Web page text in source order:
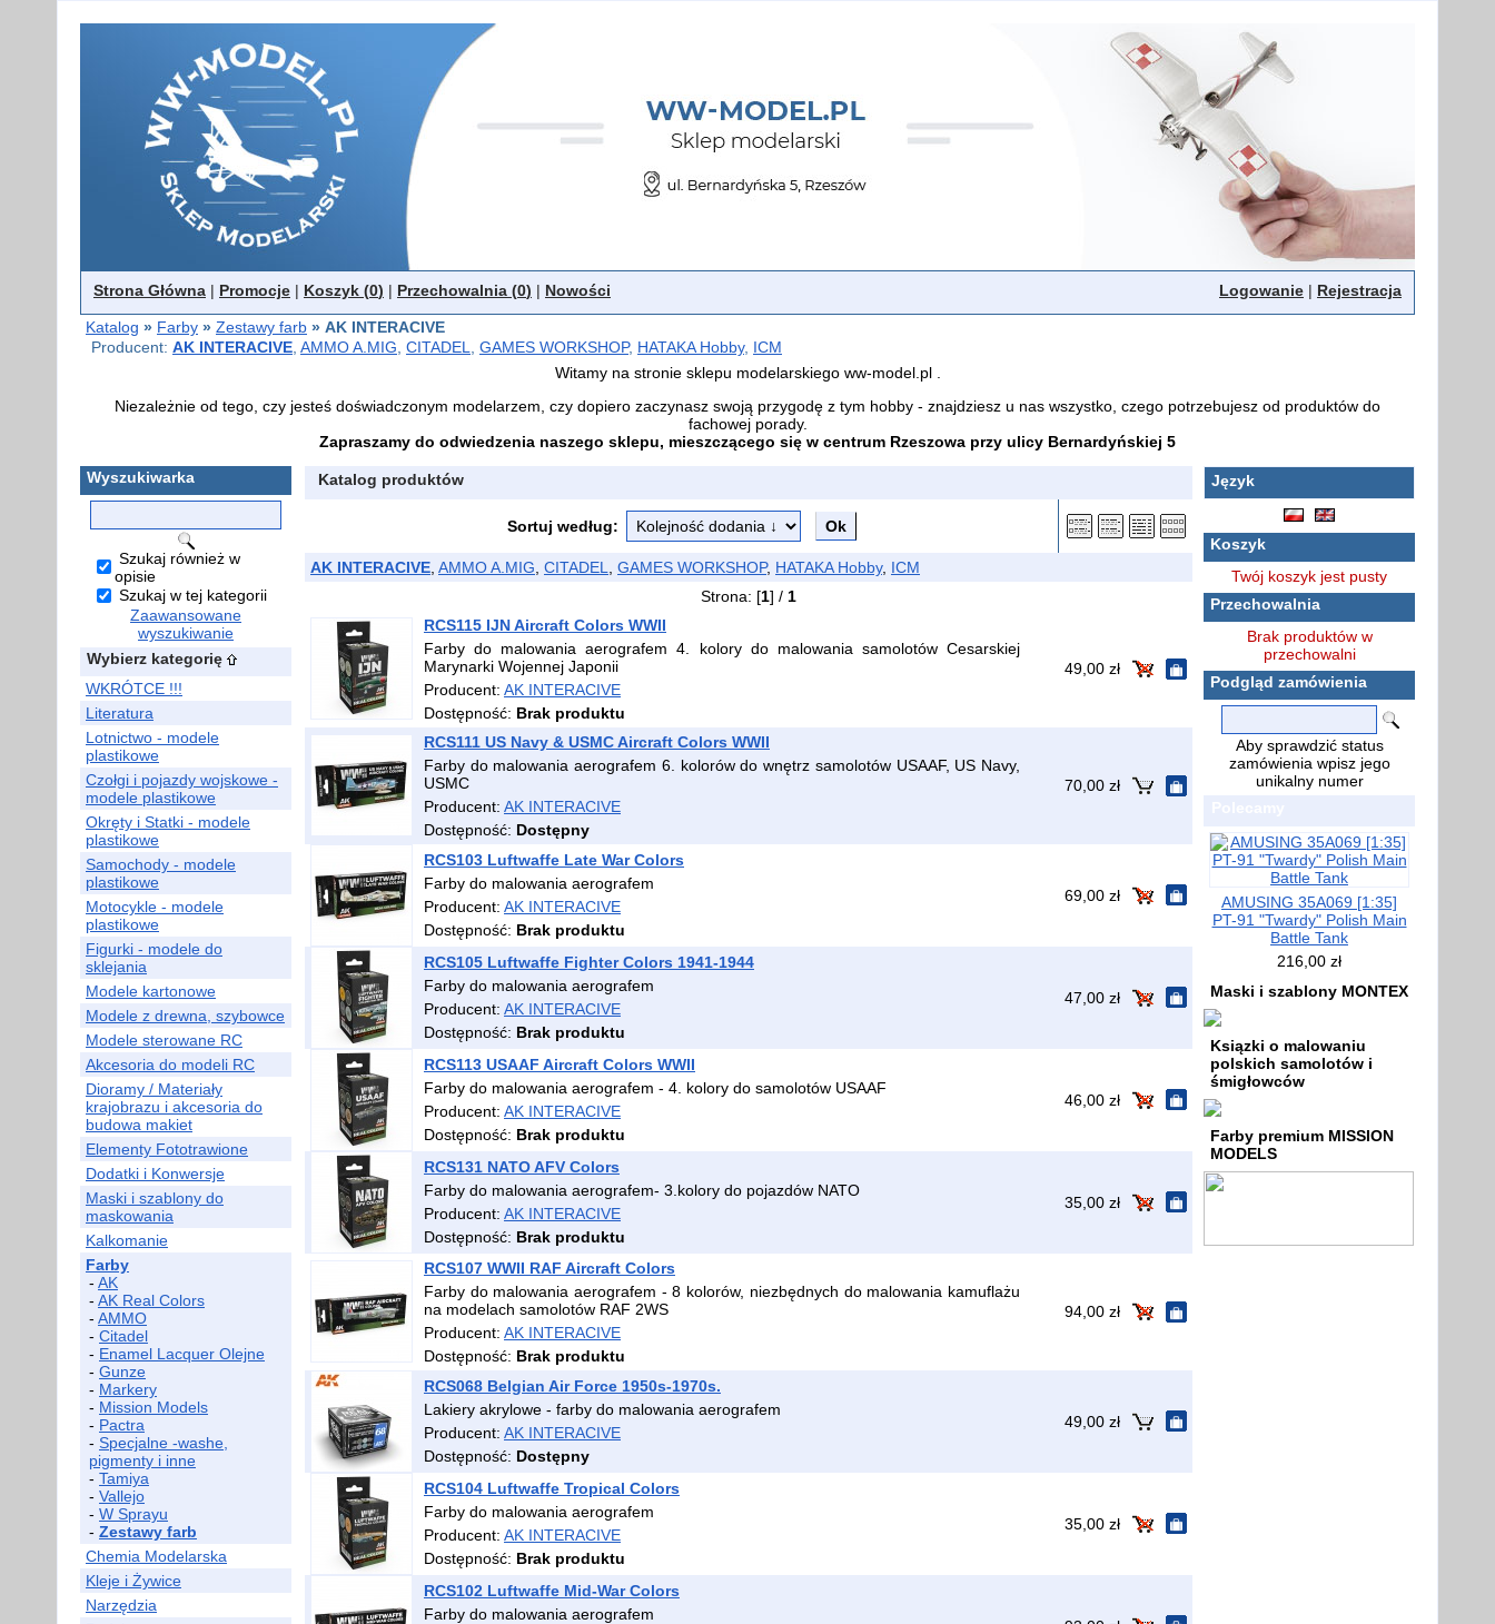
Strona Główna | Promocje | Koszyk (0) | Przechowalnia (0) | Nowości Logowanie | Rejestracja
Katalog » Farby » Zestawy farb » AK INTERACIVE
Producent: AK INTERACIVE AMMO A.MIG CITADEL GAMES WORKSHOP, HATAKA Hobby, ICM
Witamy na stronie sklepu modelarskiego ww-model.pl .
Niezależnie od tego, czy jesteś doświadczonym modelarzem, czy dopiero zaczynasz swoją przygodę z tym hobby - znajdziesz u nas wszystko, czego potrzebujesz od produktów do
fachowej porady.
Zapraszamy do odwiedzenia naszego sklepu, mieszczącego się w centrum Rzeszowa przy ulicy Bernardyńskiej 5
Wyszukiwarka
Szukaj również w
opisie
Szukaj w tej kategorii
Zaawansowane
wyszukiwanie
Wybierz kategorię
WKRÓTCE !!!
Literatura
Lotnictwo - modele
plastikowe
Czołgi i pojazdy wojskowe -
modele plastikowe
Okręty i Statki - modele
plastikowe
Samochody - modele
plastikowe
Motocykle - modele
plastikowe
Figurki - modele do
sklejania
Modele kartonowe
Modele z drewna, szybowce
Modele sterowane RC
Akcesoria do modeli RC
Dioramy / Materiały
krajobrazu i akcesoria do
budowa makiet
Elementy Fototrawione
Dodatki i Konwersje
Maski i szablony do
maskowania
Kalkomanie
Farby
- AK
- AK Real Colors
- AMMO
- Citadel
- Enamel Lacquer Olejne
- Gunze
- Markery
- Mission Models
- Pactra
- Specjalne -washe,
pigmenty i inne
- Tamiya
- Vallejo
- W Sprayu
- Zestawy farb
Chemia Modelarska
Kleje i Żywice
Narzędzia
Katalog produktów
Sortuj według:
AK INTERACIVE AMMO A.MIG CITADEL GAMES WORKSHOP, HATAKA Hobby, ICM
Strona: [1] / 1
RCS115 IJN Aircraft Colors WWII
Farby do malowania aerografem 4. kolory do malowania samolotów Cesarskiej
Marynarki Wojennej Japonii
Producent: AK INTERACIVE
Dostępność: Brak produktu
49,00 zł
RCS111 US Navy & USMC Aircraft Colors WWII
Farby do malowania aerografem 6. kolorów do wnętrz samolotów USAAF, US Navy,
USMC
Producent: AK INTERACIVE
Dostępność: Dostępny
70,00 zł
RCS103 Luftwaffe Late War Colors
Farby do malowania aerografem
Producent: AK INTERACIVE
Dostępność: Brak produktu
69,00 zł
RCS105 Luftwaffe Fighter Colors 1941-1944
Farby do malowania aerografem
Producent: AK INTERACIVE
Dostępność: Brak produktu
47,00 zł
RCS113 USAAF Aircraft Colors WWII
Farby do malowania aerografem - 4. kolory do samolotów USAAF
Producent: AK INTERACIVE
Dostępność: Brak produktu
46,00 zł
RCS131 NATO AFV Colors
Farby do malowania aerografem- 3.kolory do pojazdów NATO
Producent: AK INTERACIVE
Dostępność: Brak produktu
35,00 zł
RCS107 WWII RAF Aircraft Colors
Farby do malowania aerografem - 8 kolorów, niezbędnych do malowania kamuflażu
na modelach samolotów RAF 2WS
Producent: AK INTERACIVE
Dostępność: Brak produktu
94,00 zł
RCS068 Belgian Air Force 1950s-1970s.
Lakiery akrylowe - farby do malowania aerografem
Producent: AK INTERACIVE
Dostępność: Dostępny
49,00 zł
RCS104 Luftwaffe Tropical Colors
Farby do malowania aerografem
Producent: AK INTERACIVE
Dostępność: Brak produktu
35,00 zł
RCS102 Luftwaffe Mid-War Colors
Farby do malowania aerografem
Język
Koszyk
Twój koszyk jest pusty
Przechowalnia
Brak produktów w
przechowalni
Podgląd zamówienia
Aby sprawdzić status
zamówienia wpisz jego
unikalny numer
AMUSING 35A069 [1:35]
PT-91 "Twardy" Polish Main
Battle Tank
216,00 zł
Maski i szablony MONTEX
Ksiązki o malowaniu
polskich samolotów i
śmigłowców
Farby premium MISSION
MODELS